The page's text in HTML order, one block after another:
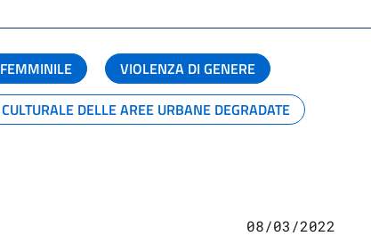
VIOLENZA DI GENERE
DELLE AREE URBANE DEGRADATE
08/03/2022